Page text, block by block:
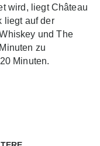
wird, liegt Château
liegt auf der
und The
zu
Minuten.